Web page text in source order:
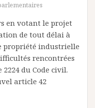
en votant le projet
de tout délai à
propriété industrielle
rencontrées
du Code civil.
article 42